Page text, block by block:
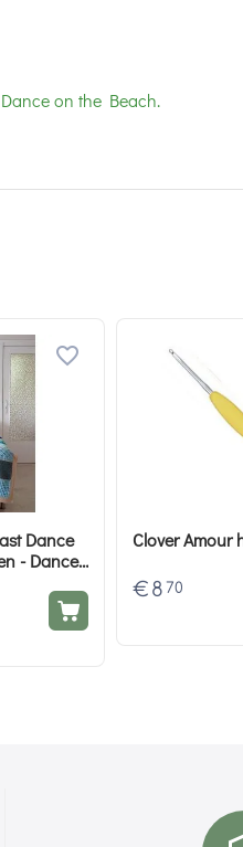
on the Beach.
Dance
- Dance
Clover Amour
€ 8 70